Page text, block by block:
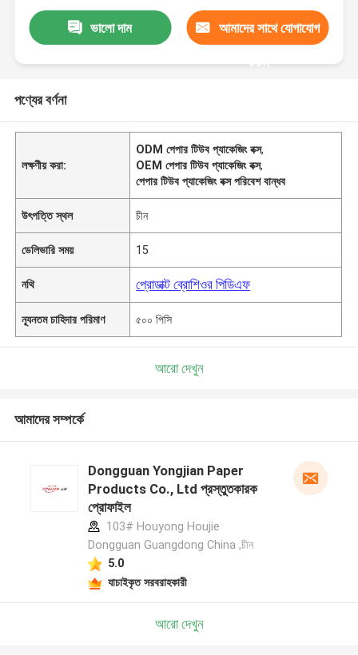
ভালো দাম আমাদের সাথে যোগাযোগ
করুন
পণ্যের বর্ণনা
লক্ষণীয় করা:
ODM পেপার টিউব প্যাকেজিং বক্স,
OEM পেপার টিউব প্যাকেজিং বক্স,
পেপার টিউব প্যাকেজিং বক্স পরিবেশ বান্ধব
উৎপত্তি স্থল চীন
ডেলিভারি সময় 15
নথি প্রোডাক্ট ব্রোশিওর পিডিএফ
ন্যূনতম চাহিদার পরিমাণ ৫০০ পিসি
আরো দেখুন
আমাদের সম্পর্কে
Dongguan Yongjian Paper
Products Co., Ltd প্রস্তুতকারক
প্রোফাইল
103# Houyong Houjie
Dongguan Guangdong China ,চীন
5.0
যাচাইকৃত সরবরাহকারী
আরো দেখুন